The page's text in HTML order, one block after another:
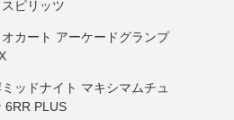
ピリッツ
カート アーケードグランプ
ッドナイト マキシマムチュ
6RR PLUS